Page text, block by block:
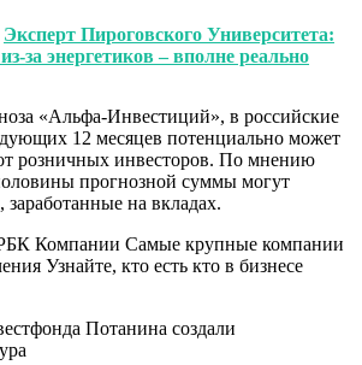
Эксперт Пироговского Университета:
за энергетиков – вполне реально
«Альфа-Инвестиций», в российские
12 месяцев потенциально может
розничных инвесторов. По мнению
прогнозной суммы могут
заработанные на вкладах.
Компании Самые крупные компании
Узнайте, кто есть кто в бизнесе